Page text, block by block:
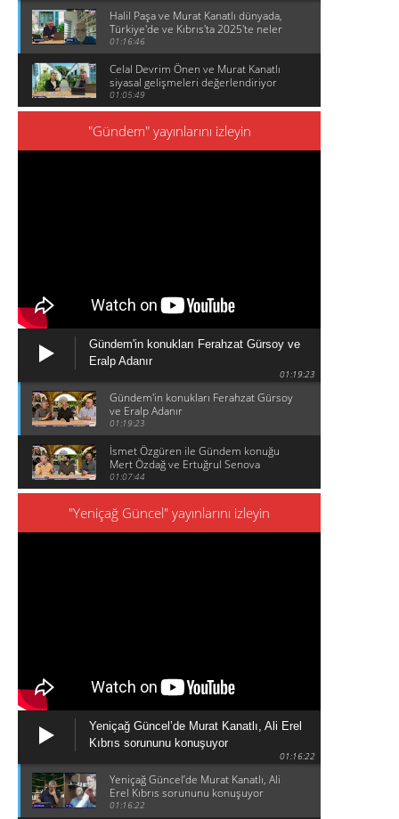
Halil Paşa ve Murat Kanatlı dünyada,
Türkiye'de ve Kıbrıs'ta 2025'te neler
olduğunu konuşuyor
01:16:46
Celal Devrim Önen ve Murat Kanatlı
siyasal gelişmeleri değerlendiriyor
01:05:49
"Gündem" yayınlarını izleyin
Gündem'in konukları Ferahzat Gürsoy ve
Eralp Adanır
01:19:23
Gündem'in konukları Ferahzat Gürsoy
ve Eralp Adanır
01:19:23
İsmet Özgüren ile Gündem konuğu
Mert Özdağ ve Ertuğrul Senova
01:07:44
"Yeniçağ Güncel" yayınlarını izleyin
Yeniçağ Güncel’de Murat Kanatlı, Ali Erel
Kıbrıs sorununu konuşuyor
01:16:22
Yeniçağ Güncel’de Murat Kanatlı, Ali
Erel Kıbrıs sorununu konuşuyor
01:16:22